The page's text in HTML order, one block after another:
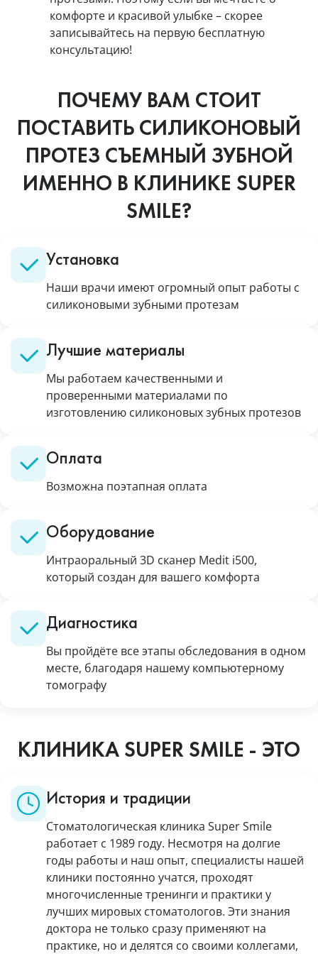
комфорте и красивой улыбке – скорее
записывайтесь на первую бесплатную
консультацию!
ПОЧЕМУ ВАМ СТОИТ
ПОСТАВИТЬ СИЛИКОНОВЫЙ
ПРОТЕЗ СЪЕМНЫЙ ЗУБНОЙ
ИМЕННО В КЛИНИКЕ SUPER
SMILE?
Установка
Наши врачи имеют огромный опыт работы с
силиконовыми зубными протезам
Лучшие материалы
Мы работаем качественными и
проверенными материалами по
изготовлению силиконовых зубных протезов
Оплата
Возможна поэтапная оплата
Оборудование
Интраоральный 3D сканер Medit i500,
который создан для вашего комфорта
Диагностика
Вы пройдёте все этапы обследования в одном
месте, благодаря нашему компьютерному
томографу
КЛИНИКА SUPER SMILE - ЭТО
История и традиции
Стоматологическая клиника Super Smile
работает с 1989 году. Несмотря на долгие
годы работы и наш опыт, специалисты нашей
клиники постоянно учатся, проходят
многочисленные тренинги и практики у
лучших мировых стоматологов. Эти знания
доктора не только сразу применяют на
практике, но и делятся со своими коллегами,